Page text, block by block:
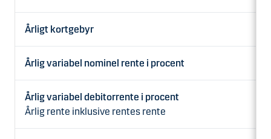
Årligt kortgebyr
Årlig variabel nominel rente i procent
Årlig variabel debitorrente i procent
Årlig rente inklusive rentes rente